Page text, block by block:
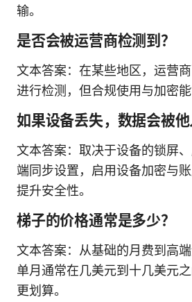
输。
是否会被运营商检测到？
文本答案：在某些地区，运营
进行检测，但合规使用与加密能
如果设备丢失，数据会被他
文本答案：取决于设备的锁屏
端同步设置，启用设备加密与
提升安全性。
梯子的价格通常是多少？
文本答案：从基础的月费到高端
单月通常在几美元到十几美元
更划算。